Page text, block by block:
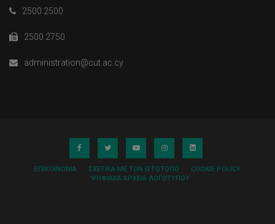
2500 2500
2500 2750
administration@cut.ac.cy
ΕΠΙΚΟΙΝΩΝΊΑ ΣΧΕΤΙΚΆ ΜΕ ΤΟΝ ΙΣΤΌΤΟΠΟ
COOKIE POLICY
ΨΗΦΙΑΚΆ ΑΡΧΕΊΑ ΛΟΓΌΤΥΠΟΥ